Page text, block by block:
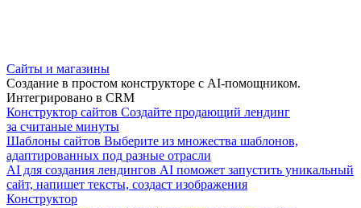
Сайты и магазины
Создание в простом конструкторе с AI-помощником.
Интегрировано в CRM
Конструктор сайтов Создайте продающий лендинг
за считаные минуты
Шаблоны сайтов Выберите из множества шаблонов,
адаптированных под разные отрасли
AI для создания лендингов AI поможет запустить уникальный
сайт, напишет тексты, создаст изображения
Конструктор